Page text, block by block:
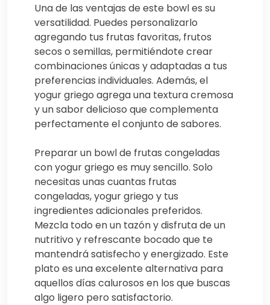
Una de las ventajas de este bowl es su
versatilidad. Puedes personalizarlo
agregando tus frutas favoritas, frutos
secos o semillas, permitiéndote crear
combinaciones únicas y adaptadas a tus
preferencias individuales. Además, el
yogur griego agrega una textura cremosa
y un sabor delicioso que complementa
perfectamente el conjunto de sabores.
Preparar un bowl de frutas congeladas
con yogur griego es muy sencillo. Solo
necesitas unas cuantas frutas
congeladas, yogur griego y tus
ingredientes adicionales preferidos.
Mezcla todo en un tazón y disfruta de un
nutritivo y refrescante bocado que te
mantendrá satisfecho y energizado. Este
plato es una excelente alternativa para
aquellos días calurosos en los que buscas
algo ligero pero satisfactorio.